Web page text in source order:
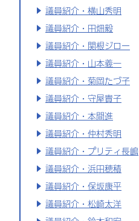
議員紹介・横山秀明
議員紹介・田畑毅
議員紹介・関根ジロー
議員紹介・山本義一
議員紹介・菊岡たづ子
議員紹介・守屋貴子
議員紹介・本間進
議員紹介・仲村秀明
議員紹介・プリティ長嶋
議員紹介・浜田穂積
議員紹介・保坂康平
議員紹介・松崎太洋